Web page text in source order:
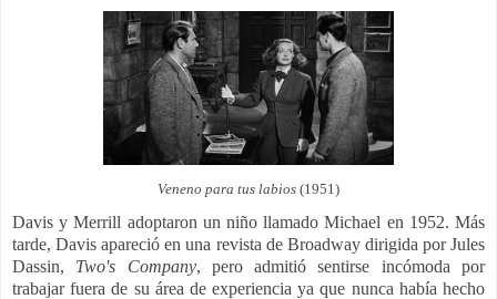
Veneno para tus labios (1951)
Davis y Merrill adoptaron un niño llamado Michael en 1952. Más
tarde, Davis apareció en una revista de Broadway dirigida por Jules
Dassin, Two's Company, pero admitió sentirse incómoda por
trabajar fuera de su área de experiencia ya que nunca había hecho